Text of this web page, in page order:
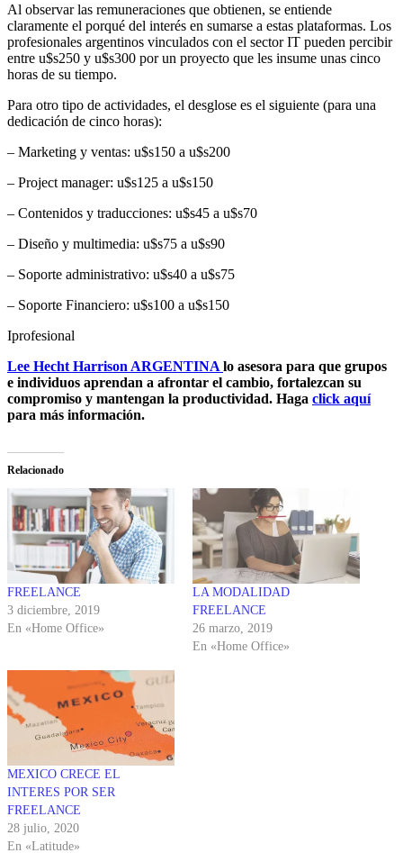
Al observar las remuneraciones que obtienen, se entiende
claramente el porqué del interés en sumarse a estas plataformas. Los
profesionales argentinos vinculados con el sector IT pueden percibir
entre u$s250 y u$s300 por un proyecto que les insume unas cinco
horas de su tiempo.
Para otro tipo de actividades, el desglose es el siguiente (para una
dedicación de cinco horas):
– Marketing y ventas: u$s150 a u$s200
– Project manager: u$s125 a u$s150
– Contenidos y traducciones: u$s45 a u$s70
– Diseño y multimedia: u$s75 a u$s90
– Soporte administrativo: u$s40 a u$s75
– Soporte Financiero: u$s100 a u$s150
Iprofesional
Lee Hecht Harrison ARGENTINA lo asesora para que grupos
e individuos aprendan a afrontar el cambio, fortalezcan su
compromiso y mantengan la productividad. Haga click aquí
para más información.
Relacionado
FREELANCE
3 diciembre, 2019
En «Home Office»
LA MODALIDAD
FREELANCE
26 marzo, 2019
En «Home Office»
MEXICO CRECE EL
INTERES POR SER
FREELANCE
28 julio, 2020
En «Latitude»